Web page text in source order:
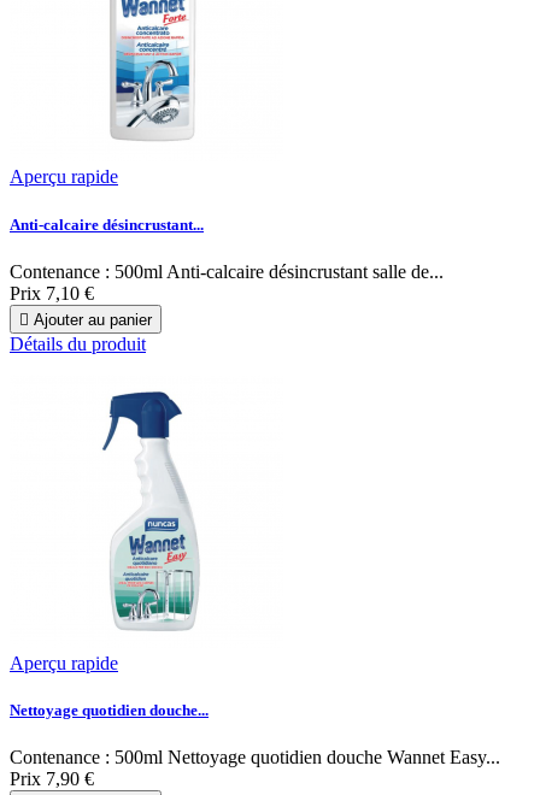
Aperçu rapide
Anti-calcaire désincrustant...
Contenance : 500ml Anti-calcaire désincrustant salle de...
Prix 7,10 €
 Ajouter au panier
Détails du produit
Aperçu rapide
Nettoyage quotidien douche...
Contenance : 500ml Nettoyage quotidien douche Wannet Easy...
Prix 7,90 €